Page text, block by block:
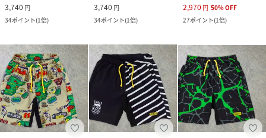
3,740 円
34ポイント(1倍)
3,740 円
34ポイント(1倍)
2,970 円 50%OFF
27ポイント(1倍)